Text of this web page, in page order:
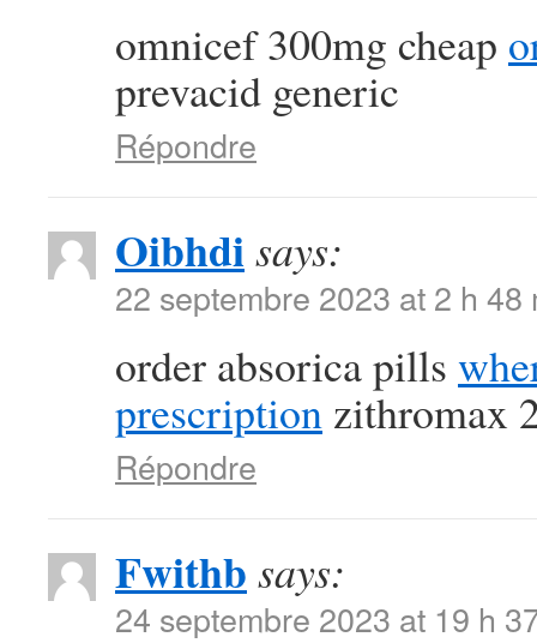
omnicef 300mg cheap
prevacid generic
Répondre
Oibhdisays:
22 septembre 2023 at 2 h 48
order absorica pills
prescription zithromax
Répondre
Fwithb says:
24 septembre 2023 at 19 h